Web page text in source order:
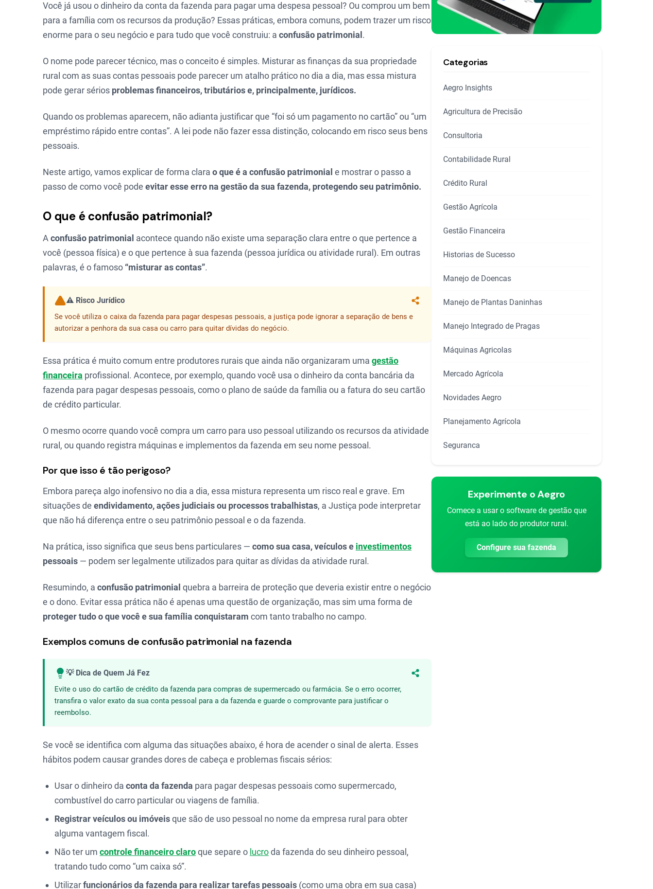
Você já usou o dinheiro da conta da fazenda para pagar uma despesa pessoal? Ou comprou um bem
para a família com os recursos da produção? Essas práticas, embora comuns, podem trazer um risco
enorme para o seu negócio e para tudo que você construiu: a confusão patrimonial .
O nome pode parecer técnico, mas o conceito é simples. Misturar as finanças da sua propriedade
rural com as suas contas pessoais pode parecer um atalho prático no dia a dia, mas essa mistura
pode gerar sérios problemas financeiros, tributários e, principalmente, jurídicos.
Quando os problemas aparecem, não adianta justificar que “foi só um pagamento no cartão” ou “um
empréstimo rápido entre contas”. A lei pode não fazer essa distinção, colocando em risco seus bens
pessoais.
Neste artigo, vamos explicar de forma clara o que é a confusão patrimonial e mostrar o passo a
passo de como você pode evitar esse erro na gestão da sua fazenda, protegendo seu patrimônio.
O que é confusão patrimonial?
A confusão patrimonial acontece quando não existe uma separação clara entre o que pertence a
você (pessoa física) e o que pertence à sua fazenda (pessoa jurídica ou atividade rural). Em outras
palavras, é o famoso “misturar as contas”.
⚠️ Risco Jurídico
Compartilhar
Se você utiliza o caixa da fazenda para pagar despesas pessoais, a justiça pode ignorar a separação de bens e
autorizar a penhora da sua casa ou carro para quitar dívidas do negócio.
Essa prática é muito comum entre produtores rurais que ainda não organizaram uma gestão
financeira profissional. Acontece, por exemplo, quando você usa o dinheiro da conta bancária da
fazenda para pagar despesas pessoais, como o plano de saúde da família ou a fatura do seu cartão
de crédito particular.
O mesmo ocorre quando você compra um carro para uso pessoal utilizando os recursos da atividade
rural, ou quando registra máquinas e implementos da fazenda em seu nome pessoal.
Por que isso é tão perigoso?
Embora pareça algo inofensivo no dia a dia, essa mistura representa um risco real e grave. Em
situações de endividamento, ações judiciais ou processos trabalhistas, a Justiça pode interpretar
que não há diferença entre o seu patrimônio pessoal e o da fazenda.
Na prática, isso significa que seus bens particulares — como sua casa, veículos e investimentos
pessoais — podem ser legalmente utilizados para quitar as dívidas da atividade rural.
Resumindo, a confusão patrimonial quebra a barreira de proteção que deveria existir entre o negócio
e o dono. Evitar essa prática não é apenas uma questão de organização, mas sim uma forma de
proteger tudo o que você e sua família conquistaram com tanto trabalho no campo.
Exemplos comuns de confusão patrimonial na fazenda
💡 Dica de Quem Já Fez
Compartilhar
Evite o uso do cartão de crédito da fazenda para compras de supermercado ou farmácia. Se o erro ocorrer,
transfira o valor exato da sua conta pessoal para a da fazenda e guarde o comprovante para justificar o
reembolso.
Se você se identifica com alguma das situações abaixo, é hora de acender o sinal de alerta. Esses
hábitos podem causar grandes dores de cabeça e problemas fiscais sérios:
Usar o dinheiro da conta da fazenda para pagar despesas pessoais como supermercado,
combustível do carro particular ou viagens de família.
Registrar veículos ou imóveisque são de uso pessoal no nome da empresa rural para obter
alguma vantagem fiscal.
Não ter um controle financeiro claroque separe o lucroda fazenda do seu dinheiro pessoal,
tratando tudo como “um caixa só”.
Utilizarfuncionários da fazenda para realizar tarefas pessoais (como uma obra em sua casa)
Categorias
Aegro Insights
Agricultura de Precisão
Consultoria
Contabilidade Rural
Crédito Rural
Gestão Agrícola
Gestão Financeira
Historias de Sucesso
Manejo de Doencas
Manejo de Plantas Daninhas
Manejo Integrado de Pragas
Máquinas Agricolas
Mercado Agrícola
Novidades Aegro
Planejamento Agrícola
Seguranca
Experimente o Aegro
Comece a usar o software de gestão que
está ao lado do produtor rural.
Configure sua fazenda